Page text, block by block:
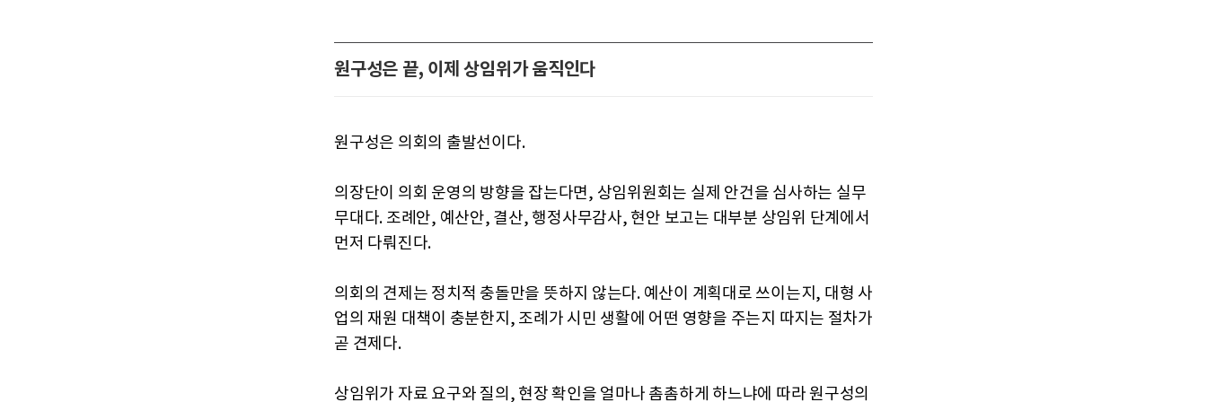
원구성은 끝, 이제 상임위가 움직인다
원구성은 의회의 출발선이다.
의장단이 의회 운영의 방향을 잡는다면, 상임위원회는 실제 안건을 심사하는 실무
무대다. 조례안, 예산안, 결산, 행정사무감사, 현안 보고는 대부분 상임위 단계에서
먼저 다뤄진다.
의회의 견제는 정치적 충돌만을 뜻하지 않는다. 예산이 계획대로 쓰이는지, 대형 사
업의 재원 대책이 충분한지, 조례가 시민 생활에 어떤 영향을 주는지 따지는 절차가
곧 견제다.
상임위가 자료 요구와 질의, 현장 확인을 얼마나 촘촘하게 하느냐에 따라 원구성의